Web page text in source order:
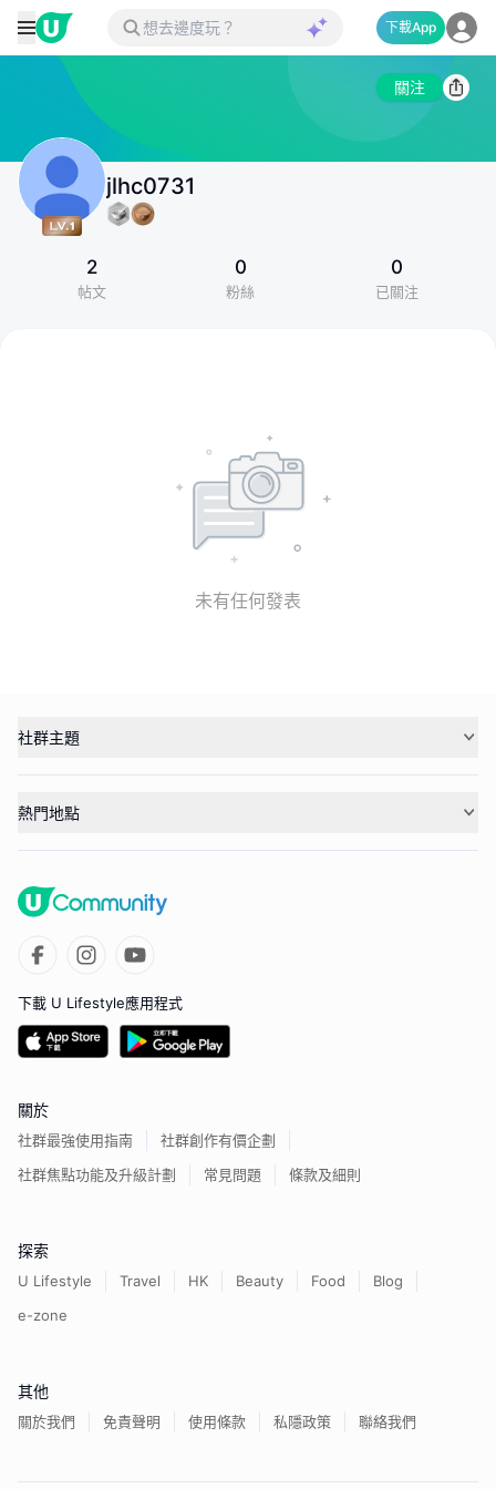
下載App
關注
jlhc0731
2
帖文
0
粉絲
0
已關注
未有任何發表
社群主題
熱門地點
下載 U Lifestyle應用程式
關於
社群最強使用指南
社群創作有價企劃
社群焦點功能及升級計劃
常見問題 條款及細則
探索
U Lifestyle Travel HK Beauty Food
Blog
e-zone
其他
關於我們 免責聲明 使用條款 私隱政策 聯絡我們